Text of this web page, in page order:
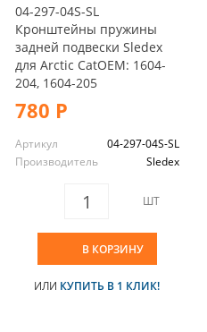
04-297-04S-SL
Кронштейны пружины
задней подвески Sledex
для Arctic CatOEM: 1604-
204, 1604-205
780 Р
Артикул
04-297-04S-SL
Производитель
Sledex
ШТ
В КОРЗИНУ
ИЛИ КУПИТЬ В 1 КЛИК!